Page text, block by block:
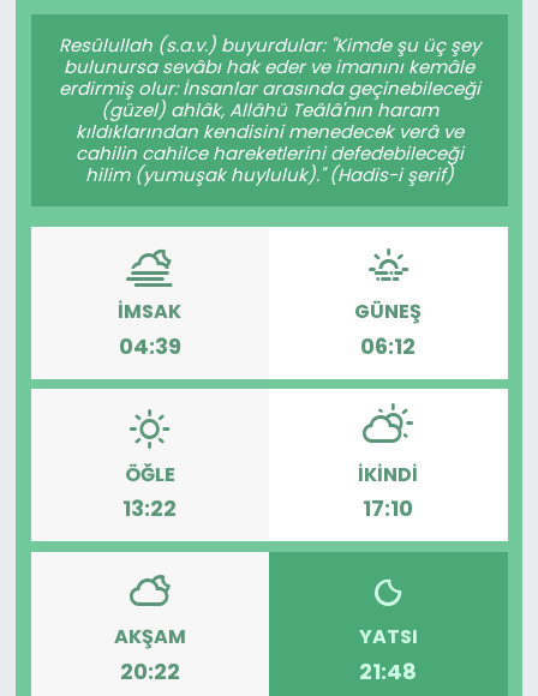
Resûlullah (s.a.v.) buyurdular: "Kimde şu üç şey
bulunursa sevâbı hak eder ve imanını kemâle
erdirmiş olur: İnsanlar arasında geçinebileceği
(güzel) ahlâk, Allâhü Teâlâ'nın haram
kıldıklarından kendisini menedecek verâ ve
cahilin cahilce hareketlerini defedebileceği
hilim (yumuşak huyluluk)." (Hadis-i şerif)
İMSAK
04:39
GÜNEŞ
06:12
ÖĞLE
13:22
İKINDI
17:10
AKŞAM
20:22
YATSI
21:48
Gündem
KKTC
KKTC YEREL SEÇİM 2018
Kültür Sanat
Magazin
Moda
Nöbetçi Eczaneler
Otomobil Dünyası
SAĞLIK